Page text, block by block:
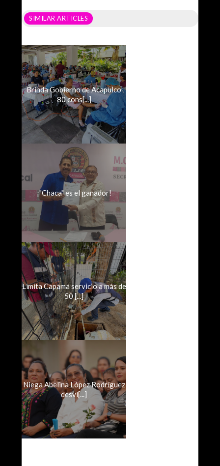
SIMILAR ARTICLES
Brinda Gobierno de Acapulco
80 cons[...]
¡"Chaca" es el ganador!
Limita Capama servicio a más de
50 [...]
Niega Abelina López Rodríguez
desví[...]